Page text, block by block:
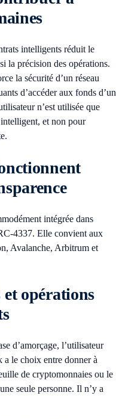
intelligents réduit le
la précision des opérations.
la sécurité d’un réseau
d’accéder aux fonds d’un
n’est utilisée que
et non pour
intégrée dans
4337. Elle convient aux
Avalanche, Arbitrum et
opérations
d’amorçage, l’utilisateur
le choix entre donner à
de cryptomonnaies ou le
seule personne. Il n’y a